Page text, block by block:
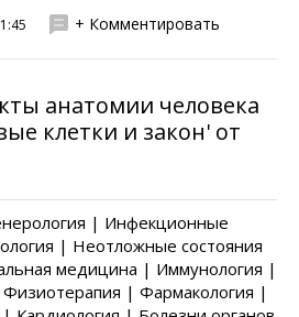
+ Комментировать
анатомии человека
клетки и закон' от
| Инфекционные
| Неотложные состояния
медицина | Иммунология |
| Фармакология |